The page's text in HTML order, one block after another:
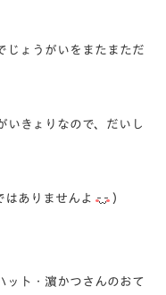
じょうがいをまたまただ
いきょりなので、だいし
はありませんよ ）
ット・濵かつさんのおて